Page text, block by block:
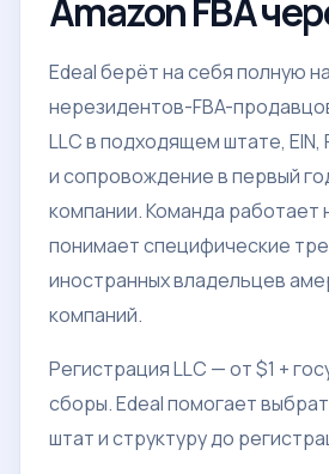
Amazon FBA
Edeal берёт на себя полную
нерезидентов-FBA-
LLC в подходящем штате,
и сопровождение в первый
компании. Команда работает
понимает специфические
иностранных владельцев
компаний.
Регистрация LLC — от $1 +
сборы. Edeal помогает
штат и структуру до